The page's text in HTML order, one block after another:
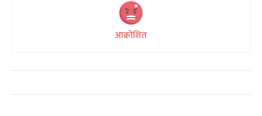
आक्रोशित